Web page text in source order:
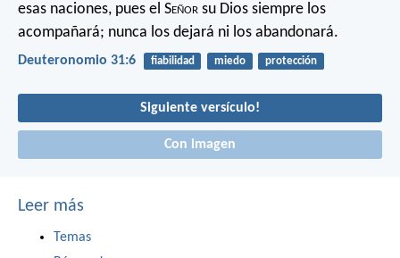
esas naciones, pues el Señor su Dios siempre los
acompañará; nunca los dejará ni los abandonará.
Deuteronomio 31:6 fiabilidad miedo protección
Siguiente versículo!
Con imagen
Leer más
Temas